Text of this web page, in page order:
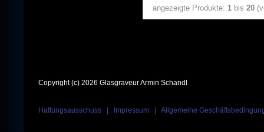
angezeigte Produkte: 1 bis 20
Copyright (c) 2026 Glasgraveur Armin Schandl
Haftungsausschuss Impressum Allgemeine